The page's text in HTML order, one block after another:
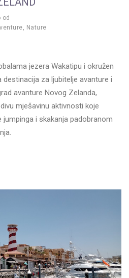
od
, Nature
jezera Wakatipu i okružen
za ljubitelje avanture i
avanture Novog Zelanda,
mješavinu aktivnosti koje
jumpinga i skakanja padobranom